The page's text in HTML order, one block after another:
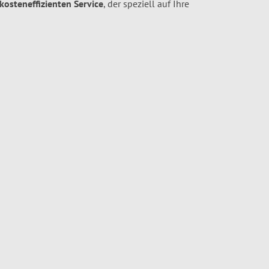
Service, der speziell auf Ihre